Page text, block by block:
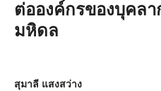
ต่อองค์กรของบุคล
มหิดล
สุมาลี แสงสว่าง